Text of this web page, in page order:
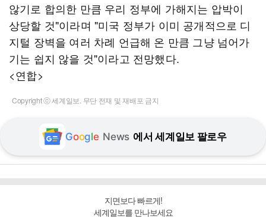
않기로 합의한 만큼 우리 정부에 가해지는 압박이
상당할 것"이라며 "미국 정부가 이미 공개적으로 디
지털 장벽을 여러 차례 언급해 온 만큼 그냥 넘어가
기는 쉽지 않을 것"이라고 전망했다.
<연합>
Copyright ⓒ 세계일보. 무단 전재 및 재배포 금지
Google News 에서 세계일보 팔로우
지면보다 빠르게!
세계일보를 만나보세요